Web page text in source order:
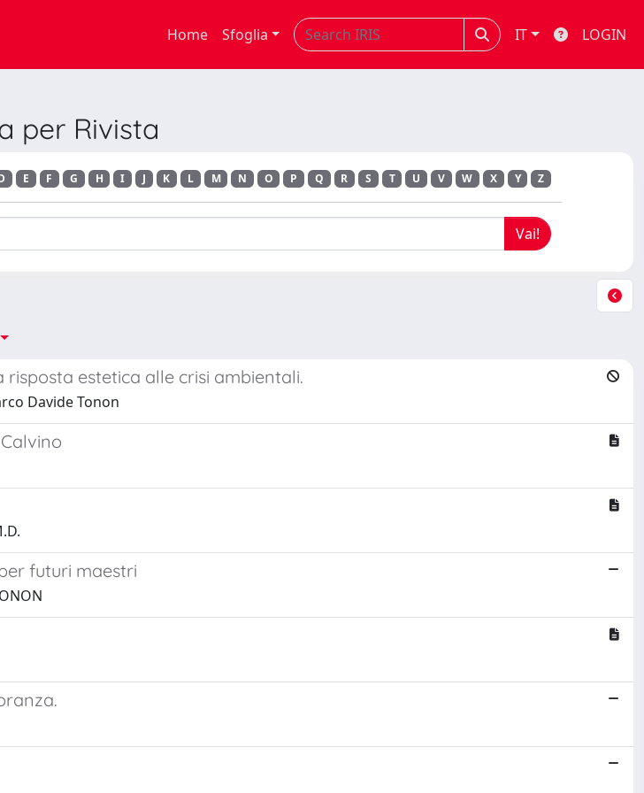
Home Sfoglia IT LOGIN
per Rivista
E F G H I J K L M N O P Q R S T U V W X Y Z
risposta estetica alle crisi ambientali.
Davide Tonon
futuri maestri